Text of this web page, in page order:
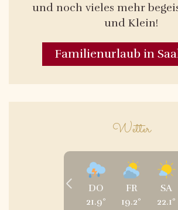
und noch vieles mehr
und Klein!
Familienurlaub in
Wetter
DO
21.9°
FR
19.2°
SA
22.1°